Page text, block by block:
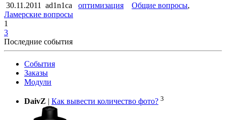
30.11.2011 ad1n1ca оптимизация Общие вопросы,
Ламерские вопросы
1
3
Последние события
События
Заказы
Модули
DaivZ | Как вывести количество фото? 3